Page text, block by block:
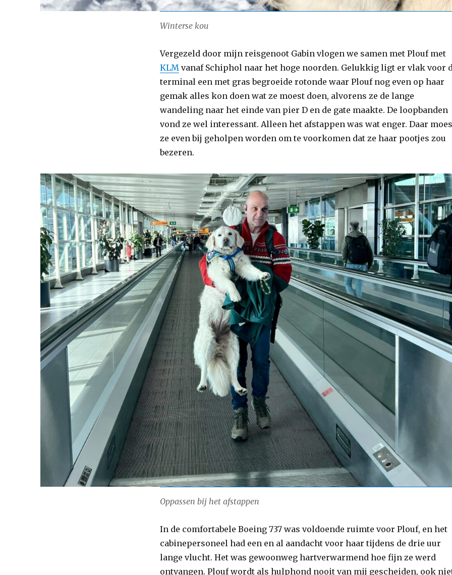
Winterse kou
Vergezeld door mijn reisgenoot Gabin vlogen we samen met Plouf met
KLM vanaf Schiphol naar het hoge noorden. Gelukkig ligt er vlak voor
terminal een met gras begroeide rotonde waar Plouf nog even op haar
gemak alles kon doen wat ze moest doen, alvorens ze de lange
wandeling naar het einde van pier D en de gate maakte. De loopbanden
vond ze wel interessant. Alleen het afstappen was wat enger. Daar
ze even bij geholpen worden om te voorkomen dat ze haar pootjes zou
bezeren.
Oppassen bij het afstappen
In de comfortabele Boeing 737 was voldoende ruimte voor Plouf, en het
cabinepersoneel had een en al aandacht voor haar tijdens de drie uur
lange vlucht. Het was gewoonweg hartverwarmend hoe fijn ze werd
ontvangen. Plouf wordt als hulphond nooit van mij gescheiden, ook